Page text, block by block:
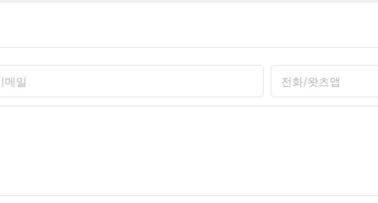
메일 전화/왓츠앱